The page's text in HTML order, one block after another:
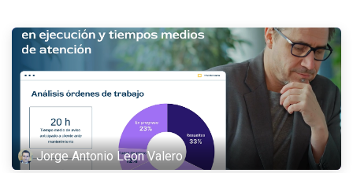
Jorge Antonio Leon Valero